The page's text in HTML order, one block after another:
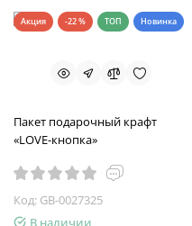
Акция -22 % ТОП Новинка
Пакет подарочный крафт
«LOVE-кнопка»
Код: GB-0027325
В наличии